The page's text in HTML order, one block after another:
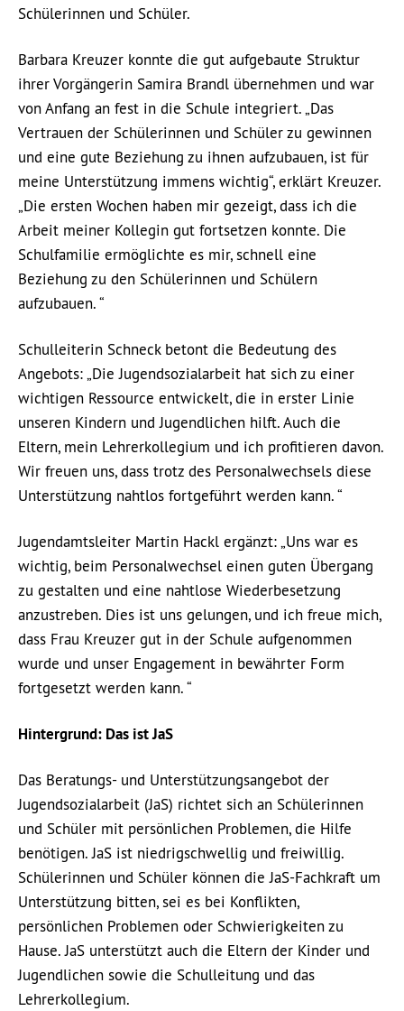
Schülerinnen und Schüler.
Barbara Kreuzer konnte die gut aufgebaute Struktur
ihrer Vorgängerin Samira Brandl übernehmen und war
von Anfang an fest in die Schule integriert. „Das
Vertrauen der Schülerinnen und Schüler zu gewinnen
und eine gute Beziehung zu ihnen aufzubauen, ist für
meine Unterstützung immens wichtig“, erklärt Kreuzer.
„Die ersten Wochen haben mir gezeigt, dass ich die
Arbeit meiner Kollegin gut fortsetzen konnte. Die
Schulfamilie ermöglichte es mir, schnell eine
Beziehung zu den Schülerinnen und Schülern
aufzubauen. “
Schulleiterin Schneck betont die Bedeutung des
Angebots: „Die Jugendsozialarbeit hat sich zu einer
wichtigen Ressource entwickelt, die in erster Linie
unseren Kindern und Jugendlichen hilft. Auch die
Eltern, mein Lehrerkollegium und ich profitieren davon.
Wir freuen uns, dass trotz des Personalwechsels diese
Unterstützung nahtlos fortgeführt werden kann. “
Jugendamtsleiter Martin Hackl ergänzt: „Uns war es
wichtig, beim Personalwechsel einen guten Übergang
zu gestalten und eine nahtlose Wiederbesetzung
anzustreben. Dies ist uns gelungen, und ich freue mich,
dass Frau Kreuzer gut in der Schule aufgenommen
wurde und unser Engagement in bewährter Form
fortgesetzt werden kann. “
Hintergrund: Das ist JaS
Das Beratungs- und Unterstützungsangebot der
Jugendsozialarbeit (JaS) richtet sich an Schülerinnen
und Schüler mit persönlichen Problemen, die Hilfe
benötigen. JaS ist niedrigschwellig und freiwillig.
Schülerinnen und Schüler können die JaS-Fachkraft um
Unterstützung bitten, sei es bei Konflikten,
persönlichen Problemen oder Schwierigkeiten zu
Hause. JaS unterstützt auch die Eltern der Kinder und
Jugendlichen sowie die Schulleitung und das
Lehrerkollegium.